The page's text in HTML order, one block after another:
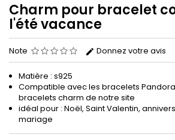
Charm pour bracelet
l'été vacance
Note Donnez votre avis
Matière : s925
Compatible avec les bracelets
bracelets charm de notre site
idéal pour : Noël, Saint Valentin,
mariage